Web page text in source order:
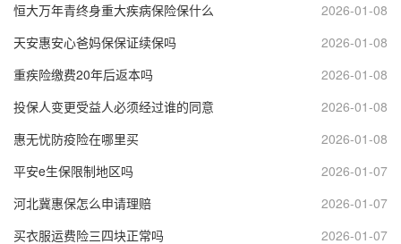
恒大万年青终身重大疾病保险保什么
2026-01-08
天安惠安心爸妈保保证续保吗
2026-01-08
重疾险缴费20年后返本吗
2026-01-08
投保人变更受益人必须经过谁的同意
2026-01-08
惠无忧防疫险在哪里买
2026-01-08
平安e生保限制地区吗
2026-01-07
河北冀惠保怎么申请理赔
2026-01-07
买衣服运费险三四块正常吗
2026-01-07